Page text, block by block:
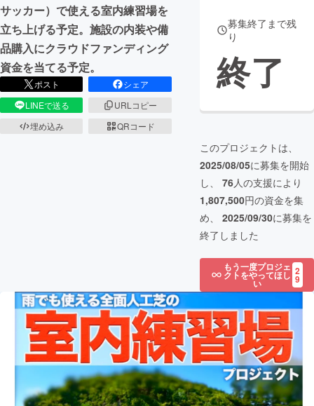
サッカー）で使える室内練習場を
立ち上げる予定。施設の内装や備
品購入にクラウドファンディング
資金を当てる予定。
ポスト
シェア
LINEで送る
URLコピー
埋め込み
QRコード
募集終了まで残
り
終了
このプロジェクトは、
2025/08/05に募集を開始
し、 76人の支援により
1,807,500円の資金を集
め、 2025/09/30に募集を
終了しました
もう一度プロジェ
クトをやってほし
い
2
9